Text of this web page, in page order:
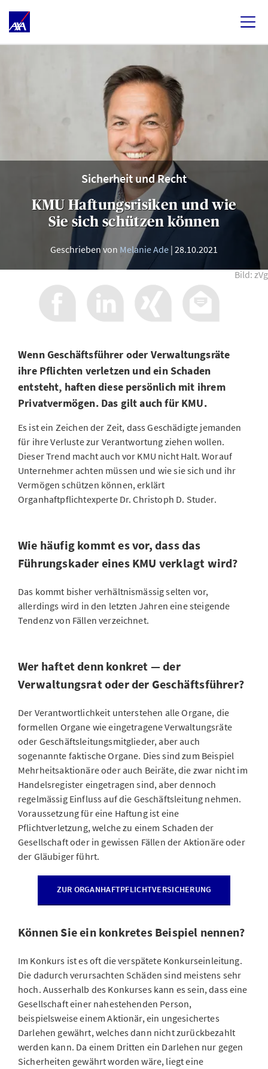
Sicherheit und Recht
KMU Haftungsrisiken und wie
Sie sich schützen können
Geschrieben von Melanie Ade 28.10.2021
Bild: zVg
Wenn Geschäftsführer oder Verwaltungsräte
ihre Pflichten verletzen und ein Schaden
entsteht, haften diese persönlich mit ihrem
Privatvermögen. Das gilt auch für KMU.
Es ist ein Zeichen der Zeit, dass Geschädigte jemanden
für ihre Verluste zur Verantwortung ziehen wollen.
Dieser Trend macht auch vor KMU nicht Halt. Worauf
Unternehmer achten müssen und wie sie sich und ihr
Vermögen schützen können, erklärt
Organhaftpflichtexperte Dr. Christoph D. Studer.
Wie häufig kommt es vor, dass das
Führungskader eines KMU verklagt wird?
Das kommt bisher verhältnismässig selten vor,
allerdings wird in den letzten Jahren eine steigende
Tendenz von Fällen verzeichnet.
Wer haftet denn konkret — der
Verwaltungsrat oder der Geschäftsführer?
Der Verantwortlichkeit unterstehen alle Organe, die
formellen Organe wie eingetragene Verwaltungsräte
oder Geschäftsleitungsmitglieder, aber auch
sogenannte faktische Organe. Dies sind zum Beispiel
Mehrheitsaktionäre oder auch Beiräte, die zwar nicht im
Handelsregister eingetragen sind, aber dennoch
regelmässig Einfluss auf die Geschäftsleitung nehmen.
Voraussetzung für eine Haftung ist eine
Pflichtverletzung, welche zu einem Schaden der
Gesellschaft oder in gewissen Fällen der Aktionäre oder
der Gläubiger führt.
ZUR ORGANHAFTPFLICHTVERSICHERUNG
Können Sie ein konkretes Beispiel nennen?
Im Konkurs ist es oft die verspätete Konkurseinleitung.
Die dadurch verursachten Schäden sind meistens sehr
hoch. Ausserhalb des Konkurses kann es sein, dass eine
Gesellschaft einer nahestehenden Person,
beispielsweise einem Aktionär, ein ungesichertes
Darlehen gewährt, welches dann nicht zurückbezahlt
werden kann. Da einem Dritten ein Darlehen nur gegen
Sicherheiten gewährt worden wäre, liegt eine